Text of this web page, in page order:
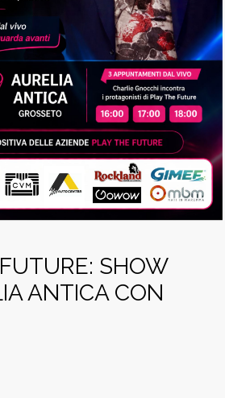
SHOW
ANTICA CON